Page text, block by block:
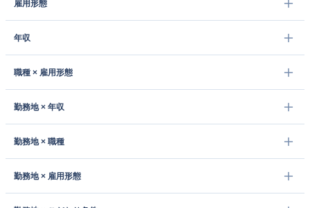
雇用形態
年収
職種 × 雇用形態
勤務地 × 年収
勤務地 × 職種
勤務地 × 雇用形態